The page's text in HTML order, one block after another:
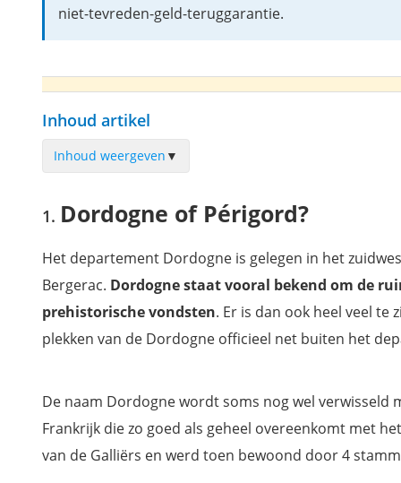
niet-tevreden-geld-teruggarantie.
Inhoud artikel
Inhoud weergeven ▼
Dordogne-rivier
Abbaye de Boschaud
Grotte de Villars
Saint-Jean-de-Côle
Périgueux
De grotten van Lascaux
Sarlat-la-Canéda
Brive-la-Gaillarde
Dordogne of Périgord?
Het departement Dordogne is gelegen in het
Bergerac. Dordogne staat vooral bekend om de
prehistorische vondsten. Er is dan ook heel veel te
plekken van de Dordogne officieel net buiten het
De naam Dordogne wordt soms nog wel verwisseld
Frankrijk die zo goed als geheel overeenkomt met
van de Galliërs en werd toen bewoond door 4